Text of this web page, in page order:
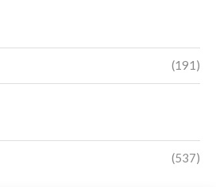
(191)
(537)